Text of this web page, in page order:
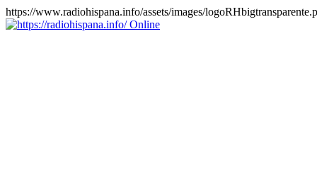
https://www.radiohispana.info/assets/images/
Online